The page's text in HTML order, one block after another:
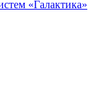
«Галактика»